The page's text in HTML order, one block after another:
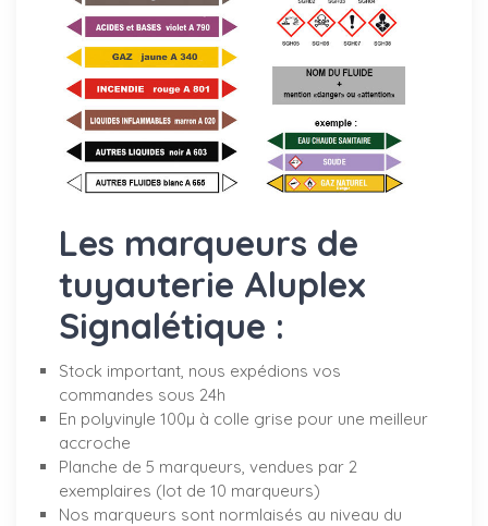
Les marqueurs de
tuyauterie Aluplex
Signalétique :
Stock important, nous expédions vos
commandes sous 24h
En polyvinyle 100µ à colle grise pour une meilleur
accroche
Planche de 5 marqueurs, vendues par 2
exemplaires (lot de 10 marqueurs)
Nos marqueurs sont normlaisés au niveau du